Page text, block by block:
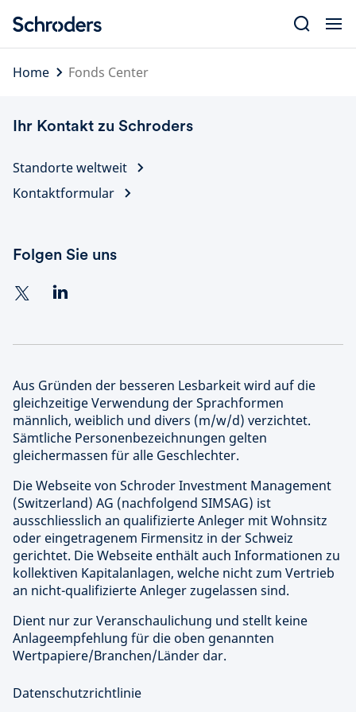
content
Home
Fonds Center
Ihr Kontakt zu Schroders
Standorte weltweit
Kontaktformular
Folgen Sie uns
Aus Gründen der besseren Lesbarkeit wird auf die
gleichzeitige Verwendung der Sprachformen
männlich, weiblich und divers (m/w/d) verzichtet.
Sämtliche Personenbezeichnungen gelten
gleichermassen für alle Geschlechter.
Die Webseite von Schroder Investment Management
(Switzerland) AG (nachfolgend SIMSAG) ist
ausschliesslich an qualifizierte Anleger mit Wohnsitz
oder eingetragenem Firmensitz in der Schweiz
gerichtet. Die Webseite enthält auch Informationen zu
kollektiven Kapitalanlagen, welche nicht zum Vertrieb
an nicht-qualifizierte Anleger zugelassen sind.
Dient nur zur Veranschaulichung und stellt keine
Anlageempfehlung für die oben genannten
Wertpapiere/Branchen/Länder dar.
Datenschutzrichtlinie